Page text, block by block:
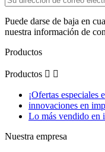
Puede darse de baja en
nuestra información de
Productos
Productos  
¡Ofertas
innovaciones en
Lo más vendido en
Nuestra empresa